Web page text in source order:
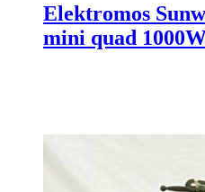
Elektromos
mini quad